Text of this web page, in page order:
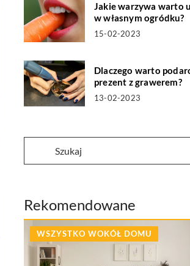
Jakie warzywa warto
w własnym ogródku?
15-02-2023
Dlaczego warto
prezent z grawerem?
13-02-2023
Rekomendowane
WSZYSTKO WOKÓŁ DOMU